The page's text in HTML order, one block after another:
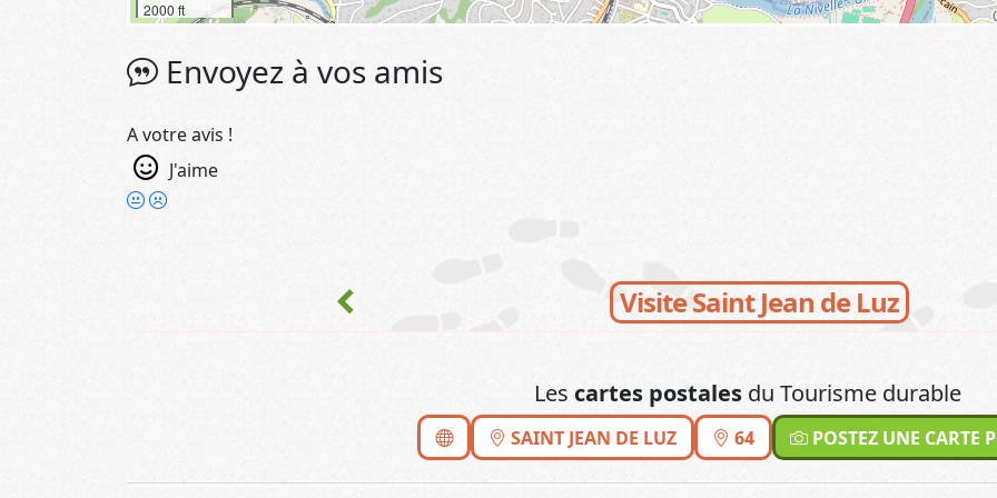
2000 ft
Envoyez à vos amis
A votre avis !
J'aime
chevron_left Visite Saint Jean de Luz
Les cartes postales du Tourisme durable
SAINT JEAN DE LUZ 64 POSTEZ UNE CARTE